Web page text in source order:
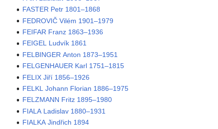
FASTER Petr 1801–1868
FEDROVIČ Vilém 1901–1979
FEIFAR Franz 1863–1936
FEIGEL Ludvík 1861
FELBINGER Anton 1873–1951
FELGENHAUER Karl 1751–1815
FELIX Jiří 1856–1926
FELKL Johann Florian 1886–1975
FELZMANN Fritz 1895–1980
FIALA Ladislav 1880–1931
FIALKA Jindřich 1894